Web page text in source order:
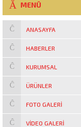
MENÜ
ANASAYFA
HABERLER
KURUMSAL
ÜRÜNLER
FOTO GALERI
VIDEO GALERI